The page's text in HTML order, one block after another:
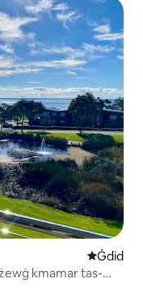
Post
Ġdid
kmamar tas-